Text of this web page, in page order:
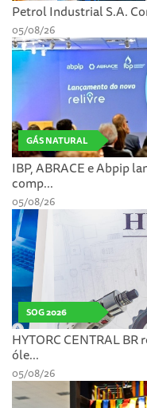
Petrol Industrial S.A.
05/08/26
GÁS NATURAL
IBP, ABRACE e Abpip
comp...
05/08/26
SOG 2026
HYTORC CENTRAL
óle...
05/08/26